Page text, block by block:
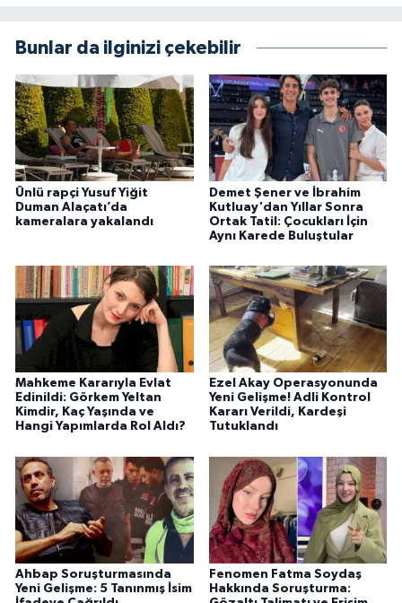
Bunlar da ilginizi çekebilir
Ünlü rapçi Yusuf Yiğit
Duman Alaçatı’da
kameralara yakalandı
Demet Şener ve İbrahim
Kutluay'dan Yıllar Sonra
Ortak Tatil: Çocukları İçin
Aynı Karede Buluştular
Mahkeme Kararıyla Evlat
Edinildi: Görkem Yeltan
Kimdir, Kaç Yaşında ve
Hangi Yapımlarda Rol Aldı?
Ezel Akay Operasyonunda
Yeni Gelişme! Adli Kontrol
Kararı Verildi, Kardeşi
Tutuklandı
Ahbap Soruşturmasında
Yeni Gelişme: 5 Tanınmış İsim
Fenomen Fatma Soydaş
Hakkında Soruşturma: